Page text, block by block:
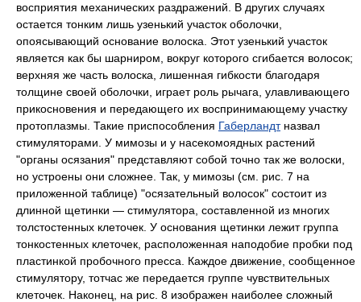
восприятия механических раздражений. В других случаях
остается тонким лишь узенький участок оболочки,
опоясывающий основание волоска. Этот узенький участок
является как бы шарниром, вокруг которого сгибается волосок;
верхняя же часть волоска, лишенная гибкости благодаря
толщине своей оболочки, играет роль рычага, улавливающего
прикосновения и передающего их воспринимающему участку
протоплазмы. Такие приспособления Габерландтназвал
стимуляторами. У мимозы и у насекомоядных растений
"органы осязания" представляют собой точно так же волоски,
но устроены они сложнее. Так, у мимозы (см. рис. 7 на
приложенной таблице) "осязательный волосок" состоит из
длинной щетинки — стимулятора, составленной из многих
толстостенных клеточек. У основания щетинки лежит группа
тонкостенных клеточек, расположенная наподобие пробки под
пластинкой пробочного пресса. Каждое движение, сообщенное
стимулятору, тотчас же передается группе чувствительных
клеточек. Наконец, на рис. 8 изображен наиболее сложный